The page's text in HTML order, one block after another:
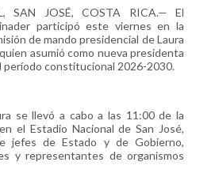
SAN JOSÉ, COSTA RICA.— El
participó este viernes en la
de mando presidencial de Laura
asumió como nueva presidenta
período constitucional 2026-2030.
se llevó a cabo a las 11:00 de la
el Estadio Nacional de San José,
jefes de Estado y de Gobierno,
y representantes de organismos